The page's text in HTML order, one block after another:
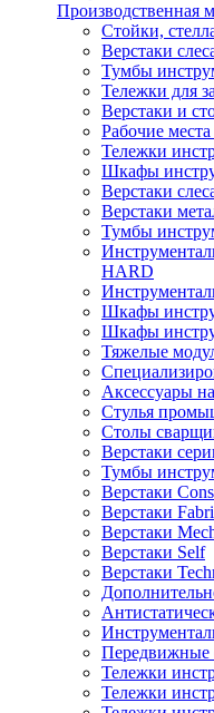
Производственная
Стойки,
Верстаки
Тумбы
Тележки для
Верстаки и
Рабочие
Тележки
Шкафы
Верстаки
Верстаки
Тумбы
HARD
Шкафы
Шкафы
Тяжелые
Аксессуары
Стулья
Столы
Верстаки
Тумбы
Верстаки
Верстаки
Верстаки
Верстаки Self
Верстаки
Передвижные
Тележки
Тележки